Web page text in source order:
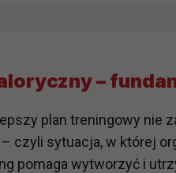
–
plan treningowy nie
czyli sytuacja, w której
pomaga wytworzyć i